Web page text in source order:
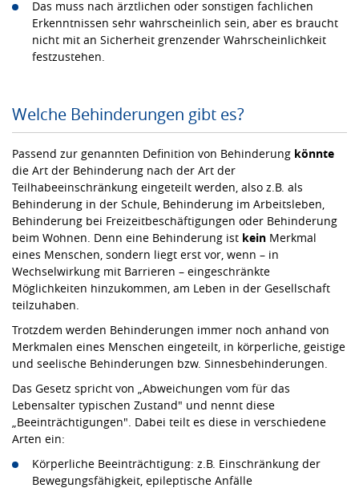
Das muss nach ärztlichen oder sonstigen fachlichen
Erkenntnissen sehr wahrscheinlich sein, aber es braucht
nicht mit an Sicherheit grenzender Wahrscheinlichkeit
festzustehen.
Welche Behinderungen gibt es?
Passend zur genannten Definition von Behinderung könnte
die Art der Behinderung nach der Art der
Teilhabeeinschränkung eingeteilt werden, also z.B. als
Behinderung in der Schule, Behinderung im Arbeitsleben,
Behinderung bei Freizeitbeschäftigungen oder Behinderung
beim Wohnen. Denn eine Behinderung ist kein Merkmal
eines Menschen, sondern liegt erst vor, wenn – in
Wechselwirkung mit Barrieren – eingeschränkte
Möglichkeiten hinzukommen, am Leben in der Gesellschaft
teilzuhaben.
Trotzdem werden Behinderungen immer noch anhand von
Merkmalen eines Menschen eingeteilt, in körperliche, geistige
und seelische Behinderungen bzw. Sinnesbehinderungen.
Das Gesetz spricht von „Abweichungen vom für das
Lebensalter typischen Zustand" und nennt diese
„Beeinträchtigungen". Dabei teilt es diese in verschiedene
Arten ein:
Körperliche Beeinträchtigung: z.B. Einschränkung der
Bewegungsfähigkeit, epileptische Anfälle